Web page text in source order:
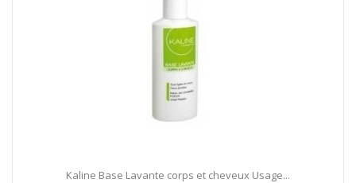
Kaline Base Lavante corps et cheveux Usage...